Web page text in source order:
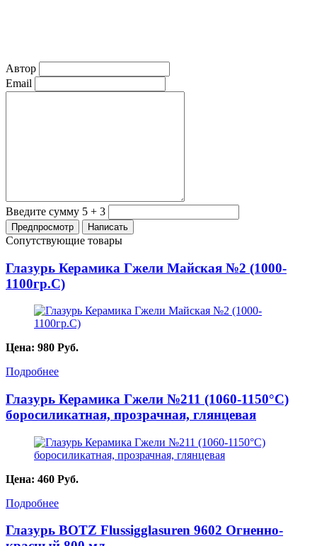
Автор
Email
Введите сумму 5 + 3
Сопутствующие товары
Глазурь Керамика Гжели Майская №2 (1000-
1100гр.С)
Цена: 980 Руб.
Подробнее
Глазурь Керамика Гжели №211 (1060-1150°С)
боросиликатная, прозрачная, глянцевая
Цена: 460 Руб.
Подробнее
Глазурь BOTZ Flussigglasuren 9602 Огненно-